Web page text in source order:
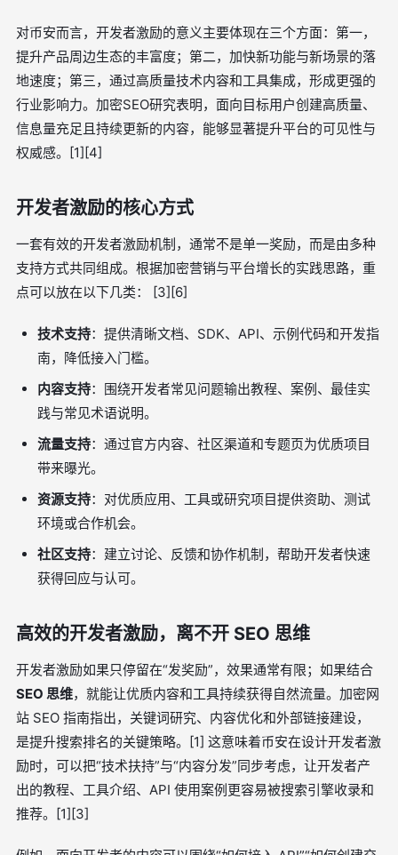
对币安而言，开发者激励的意义主要体现在三个方面：第一，
提升产品周边生态的丰富度；第二，加快新功能与新场景的落
地速度；第三，通过高质量技术内容和工具集成，形成更强的
行业影响力。加密SEO研究表明，面向目标用户创建高质量、
信息量充足且持续更新的内容，能够显著提升平台的可见性与
权威感。[1][4]
开发者激励的核心方式
一套有效的开发者激励机制，通常不是单一奖励，而是由多种
支持方式共同组成。根据加密营销与平台增长的实践思路，重
点可以放在以下几类： [3][6]
技术支持：提供清晰文档、SDK、API、示例代码和开发指
南，降低接入门槛。
内容支持：围绕开发者常见问题输出教程、案例、最佳实
践与常见术语说明。
流量支持：通过官方内容、社区渠道和专题页为优质项目
带来曝光。
资源支持：对优质应用、工具或研究项目提供资助、测试
环境或合作机会。
社区支持：建立讨论、反馈和协作机制，帮助开发者快速
获得回应与认可。
高效的开发者激励，离不开 SEO 思维
开发者激励如果只停留在“发奖励”，效果通常有限；如果结合
SEO 思维，就能让优质内容和工具持续获得自然流量。加密网
站 SEO 指南指出，关键词研究、内容优化和外部链接建设，
是提升搜索排名的关键策略。[1] 这意味着币安在设计开发者激
励时，可以把“技术扶持”与“内容分发”同步考虑，让开发者产
出的教程、工具介绍、API 使用案例更容易被搜索引擎收录和
推荐。[1][3]